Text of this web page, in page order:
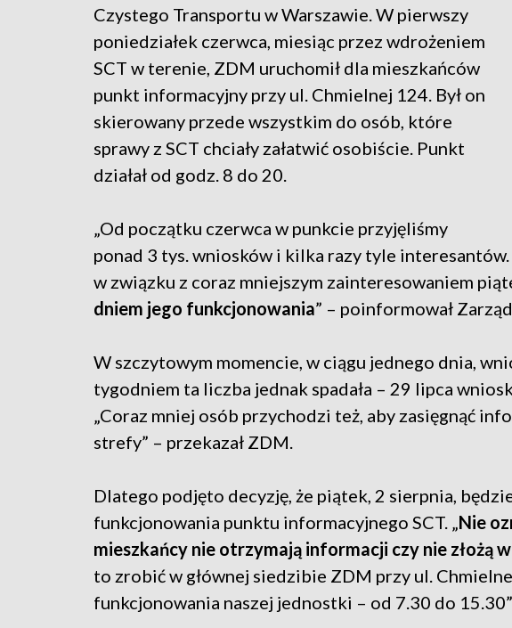
Czystego Transportu w Warszawie. W pierwszy
poniedziałek czerwca, miesiąc przez wdrożeniem
SCT w terenie, ZDM uruchomił dla mieszkańców
punkt informacyjny przy ul. Chmielnej 124. Był on
skierowany przede wszystkim do osób, które
sprawy z SCT chciały załatwić osobiście. Punkt
działał od godz. 8 do 20.
„Od początku czerwca w punkcie przyjęliśmy
ponad 3 tys. wniosków i kilka razy tyle interesantów.
w związku z coraz mniejszym zainteresowaniem
dniem jego funkcjonowania” – poinformował
W szczytowym momencie, w ciągu jednego dnia,
tygodniem ta liczba jednak spadała – 29 lipca
„Coraz mniej osób przychodzi też, aby zasięgnąć
strefy” – przekazał ZDM.
Dlatego podjęto decyzję, że piątek, 2 sierpnia,
funkcjonowania punktu informacyjnego SCT. „Nie
mieszkańcy nie otrzymają informacji czy nie złożą
to zrobić w głównej siedzibie ZDM przy ul.
funkcjonowania naszej jednostki – od 7.30 do 15.30”